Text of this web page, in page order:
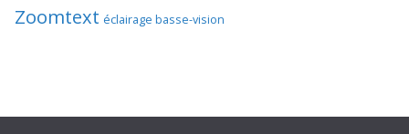
Zoomtext éclairage basse-vision